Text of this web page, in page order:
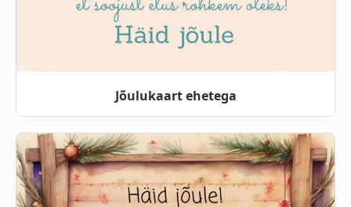
Jõulukaart ehetega